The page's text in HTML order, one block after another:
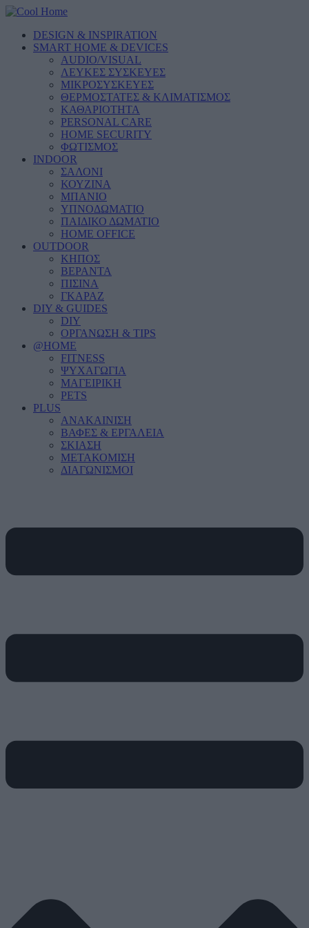
DESIGN & INSPIRATION
SMART HOME & DEVICES
AUDIO/VISUAL
ΛΕΥΚΕΣ ΣΥΣΚΕΥΕΣ
ΜΙΚΡΟΣΥΣΚΕΥΕΣ
ΘΕΡΜΟΣΤΑΤΕΣ & ΚΛΙΜΑΤΙΣΜΟΣ
ΚΑΘΑΡΙΟΤΗΤΑ
PERSONAL CARE
HOME SECURITY
ΦΩΤΙΣΜΟΣ
INDOOR
ΣΑΛΟΝΙ
ΚΟΥΖΙΝΑ
ΜΠΑΝΙΟ
ΥΠΝΟΔΩΜΑΤΙΟ
ΠΑΙΔΙΚΟ ΔΩΜΑΤΙΟ
HOME OFFICE
OUTDOOR
ΚΗΠΟΣ
ΒΕΡΑΝΤΑ
ΠΙΣΙΝΑ
ΓΚΑΡΑΖ
DIY & GUIDES
DIY
ΟΡΓΑΝΩΣΗ & TIPS
@HOME
FITNESS
ΨΥΧΑΓΩΓΙΑ
ΜΑΓΕΙΡΙΚΗ
PETS
PLUS
ΑΝΑΚΑΙΝΙΣΗ
ΒΑΦΕΣ & ΕΡΓΑΛΕΙΑ
ΣΚΙΑΣΗ
ΜΕΤΑΚΟΜΙΣΗ
ΔΙΑΓΩΝΙΣΜΟΙ